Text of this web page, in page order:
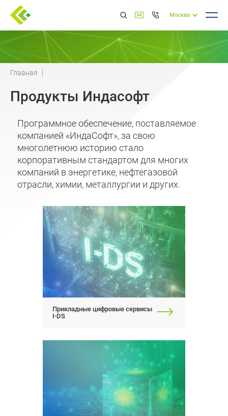
Москва
Главная
Продукты Индасофт
Программное обеспечение, поставляемое
компанией «ИндаСофт», за свою
многолетнюю историю стало
корпоративным стандартом для многих
компаний в энергетике, нефтегазовой
отрасли, химии, металлургии и других.
Прикладные цифровые сервисы
I-DS